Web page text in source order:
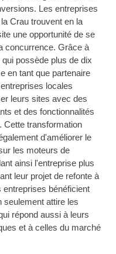
Les entreprises
Crau trouvent en la
une opportunité de se
concurrence. Grâce à
qui possède plus de dix
en tant que partenaire
locales
leurs sites avec des
et des fonctionnalités
Cette transformation
d'améliorer le
les moteurs de
ainsi l'entreprise plus
leur projet de refonte à
bénéficient
seulement attire les
répond aussi à leurs
et à celles du marché